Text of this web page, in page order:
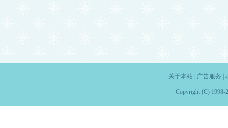
关于本站| 广告服务
Copyright (C) 1998-